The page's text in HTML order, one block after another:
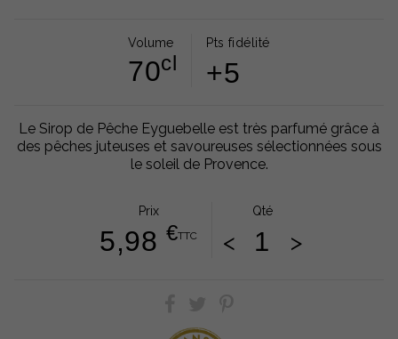
Volume
70cl
Pts fidélité
+5
Le Sirop de Pêche Eyguebelle est très parfumé grâce à
des pêches juteuses et savoureuses sélectionnées sous
le soleil de Provence.
Prix
5,98 €TTC
Qté
< >